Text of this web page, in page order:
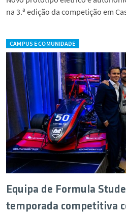
na 3.ª edição da competição em
CAMPUS E COMUNIDADE
Equipa de Formula
temporada competitiva